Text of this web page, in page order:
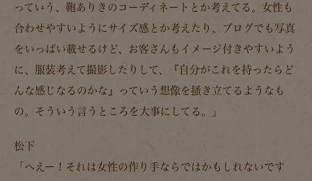
っていう、鞄ありきのコーディネートとか考えてる。女性も
合わせやすいようにサイズ感とか考えたり、ブログでも写真
をいっぱい載せるけど、お客さんもイメージ付きやすいよう
に、服装考えて撮影したりして、
『自分がこれを持ったらど
んな感じなるのかな』っていう想像を掻き立てるようなも
の。
そういう言うところを大事にしてる。」
松下
「へえー！それは女性の作り手ならではかもしれないです